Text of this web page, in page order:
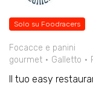
Solo su Foodracers
Focacce e panini
gourmet
Galletto
Il tuo easy